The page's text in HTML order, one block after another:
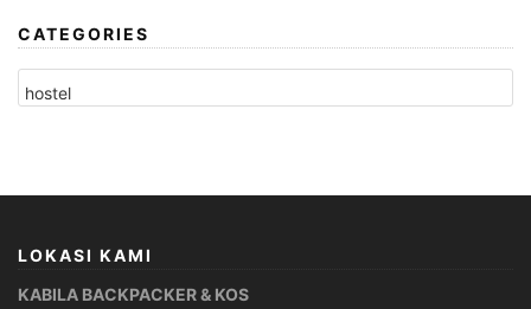
CATEGORIES
CATEGORIES
LOKASI KAMI
KABILA BACKPACKER & KOS